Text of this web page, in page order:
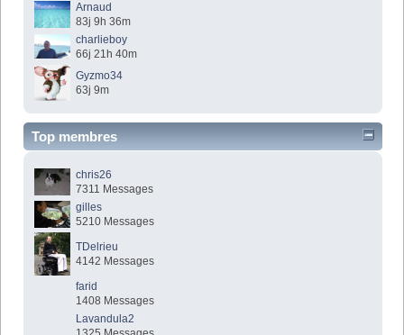
Arnaud
83j 9h 36m
charlieboy
66j 21h 40m
Gyzmo34
63j 9m
Top membres
chris26
7311 Messages
gilles
5210 Messages
TDelrieu
4142 Messages
farid
1408 Messages
Lavandula2